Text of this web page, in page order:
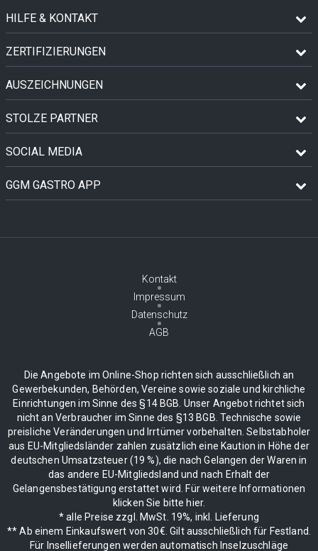
HILFE & KONTAKT
ZERTIFIZIERUNGEN
AUSZEICHNUNGEN
STOLZE PARTNER
SOCIAL MEDIA
GGM GASTRO APP
Kontakt
Impressum
Datenschutz
AGB
Die Angebote im Online-Shop richten sich ausschließlich an
Gewerbekunden, Behörden, Vereine sowie soziale und kirchliche
Einrichtungen im Sinne des §14 BGB. Unser Angebot richtet sich
nicht an Verbraucher im Sinne des §13 BGB. Technische sowie
preisliche Veränderungen und Irrtümer vorbehalten. Selbstabholer
aus EU-Mitgliedsländer zahlen zusätzlich eine Kaution in Höhe der
deutschen Umsatzsteuer (19 %), die nach Gelangen der Waren in
das andere EU-Mitgliedsland und nach Erhalt der
Gelangensbestätigung erstattet wird. Für weitere Informationen
klicken Sie bitte hier.
* alle Preise zzgl. MwSt. 19%, inkl. Lieferung
** Ab einem Einkaufswert von 30€. Gilt ausschließlich für Festland.
Für Insellieferungen werden automatisch Inselzuschläge